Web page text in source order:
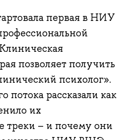
первая в НИУ
позволяет получить
психолог».
потока рассказали как
их
треки – и почему они